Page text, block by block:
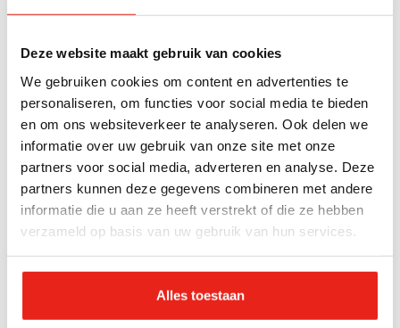
Deze website maakt gebruik van cookies
We gebruiken cookies om content en advertenties te
personaliseren, om functies voor social media te bieden
en om ons websiteverkeer te analyseren. Ook delen we
informatie over uw gebruik van onze site met onze
partners voor social media, adverteren en analyse. Deze
partners kunnen deze gegevens combineren met andere
informatie die u aan ze heeft verstrekt of die ze hebben
verzameld op basis van uw gebruik van hun services.
Alles toestaan
Zij gingen u voor, ervaringen van andere
Leger des Heils in hun testament op te nemen.
Waarom kozen zij specifiek voor dit goede doel?
Lees hun inspirerende verhalen.